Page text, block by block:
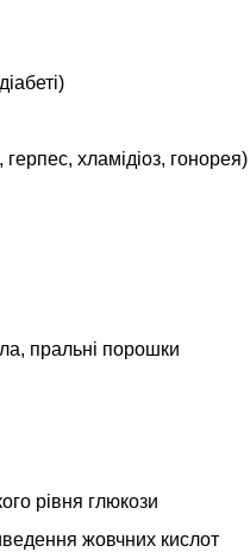
хламідіоз, гонорея)
пральні порошки
рівня глюкози
жовчних кислот